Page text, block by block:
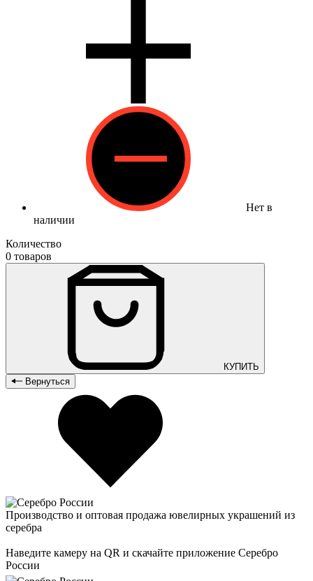
Нет в
наличии
Количество
0 товаров
КУПИТЬ
Вернуться
Производство и оптовая продажа ювелирных украшений из
серебра
Наведите камеру на QR и скачайте приложение Серебро
России